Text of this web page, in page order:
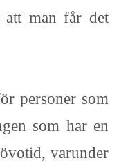
man får det
personer som
som har en
varunder